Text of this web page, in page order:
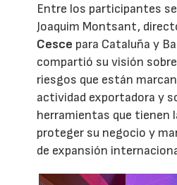
Entre los participantes
Joaquim Montsant,
Cesce para Cataluña y
compartió su visión
riesgos que están
actividad exportadora y
herramientas que tienen
proteger su negocio y
de expansión